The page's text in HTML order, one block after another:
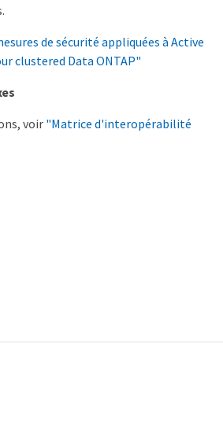
de sécurité appliquées à Active
clustered Data ONTAP"
voir "Matrice d'interopérabilité